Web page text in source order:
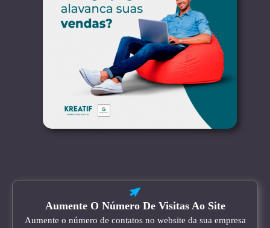
Aumente O Número De Visitas Ao Site
Aumente o número de contatos no website da sua empresa